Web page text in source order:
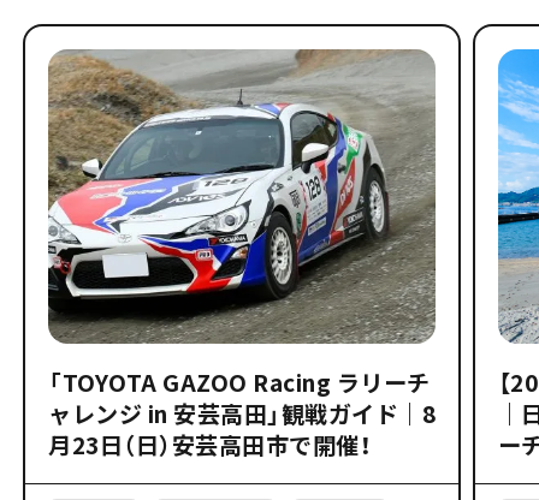
「TOYOTA GAZOO Racing ラリーチ
ャレンジ in 安芸高田」観戦ガイド｜8
月23日（日）安芸高田市で開催！
【
｜
ー